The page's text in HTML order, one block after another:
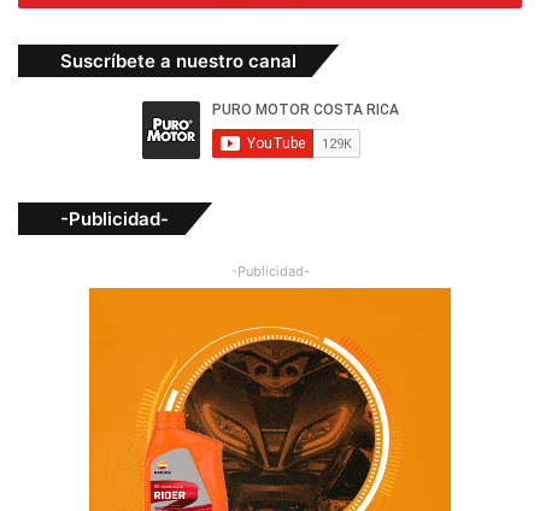
Suscríbete a nuestro canal
-Publicidad-
-Publicidad-